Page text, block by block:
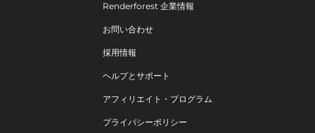
Renderforest 企業情報
お問い合わせ
採用情報
ヘルプとサポート
アフィリエイト・プログラム
プライバシーポリシー